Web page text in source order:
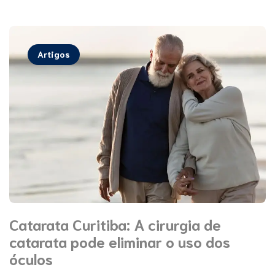
Artigos
Catarata Curitiba: A cirurgia de
catarata pode eliminar o uso dos
óculos